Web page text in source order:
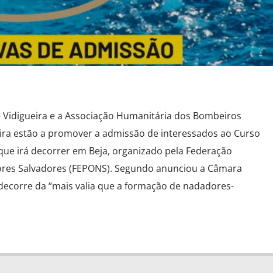
e a Associação Humanitária dos Bombeiros
estão a promover a admissão de interessados ao Curso
irá decorrer em Beja, organizado pela Federação
Salvadores (FEPONS). Segundo anunciou a Câmara
da “mais valia que a formação de nadadores-